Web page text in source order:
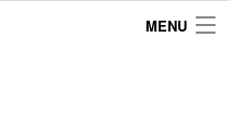
MENU